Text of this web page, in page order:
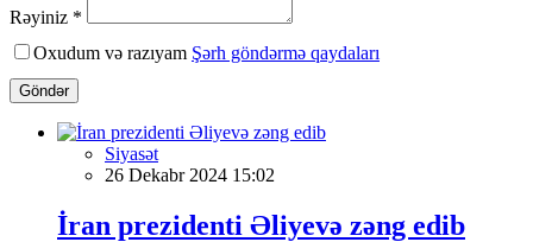
Rəyiniz *
Oxudum və razıyam Şərh göndərmə qaydaları
Göndər
Siyasət
26 Dekabr 2024 15:02
İran prezidenti Əliyevə zəng edib